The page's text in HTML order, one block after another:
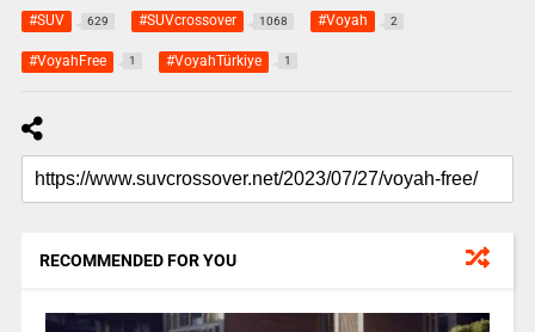
#SUV 629 #SUVcrossover 1068 #Voyah 2
#VoyahFree 1 #VoyahTürkiye 1
RECOMMENDED FOR YOU